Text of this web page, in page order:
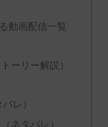
動画配信一覧
ーリー解説）
レ）
ネタバレ）